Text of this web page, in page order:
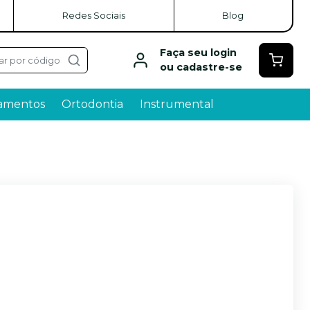
Redes Sociais Blog
por código
Faça seu login
ou cadastre-se
Ortodontia Instrumental